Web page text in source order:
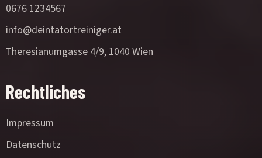
0676 1234567
info@deintatortreiniger.at
Theresianumgasse 4/9, 1040 Wien
Rechtliches
Impressum
Datenschutz